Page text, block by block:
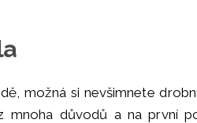
možná si nevšimnete
důvodů a na první